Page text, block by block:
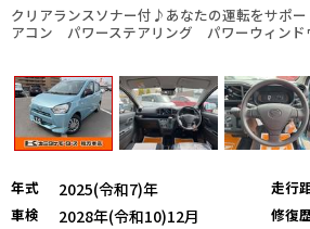
クリアランスソナー付♪あなたの運転をサポ
アコン パワーステアリング パワーウィンド
年式 2025(令和7)年 走行
車検 2028年(令和10)12月 修復